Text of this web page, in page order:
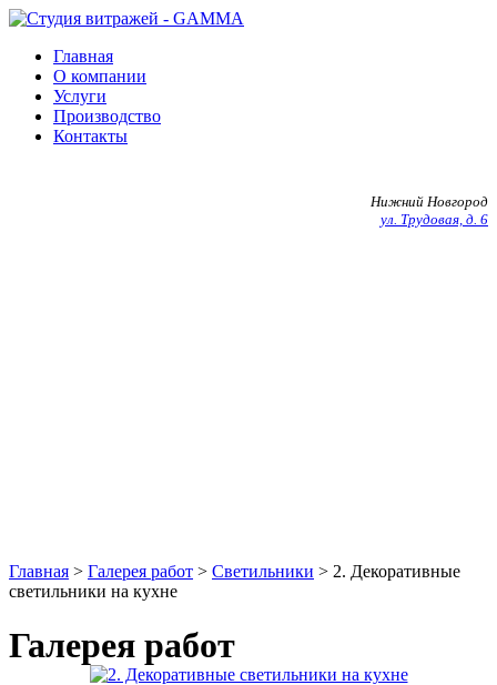
Главная
О компании
Услуги
Производство
Контакты
Нижний Новгород
ул. Трудовая, д. 6
Главная > Галерея работ > Светильники > 2. Декоративные
светильники на кухне
Галерея работ